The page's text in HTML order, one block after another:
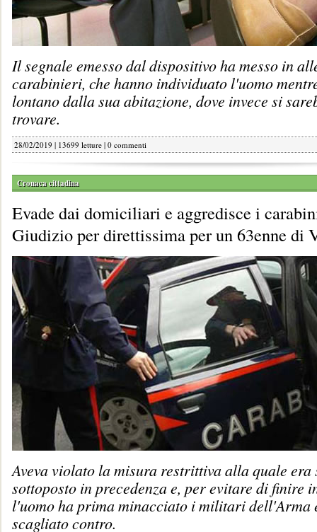
Il segnale emesso dal dispositivo ha messo in
carabinieri, che hanno individuato l'uomo
lontano dalla sua abitazione, dove invece si
trovare.
28/02/2019 | 13699 letture | 0 commenti
Cronaca cittadina
Evade dai domiciliari e aggredisce i
Giudizio per direttissima per un 63enne di
Aveva violato la misura restrittiva alla quale era
sottoposto in precedenza e, per evitare di finire
l'uomo ha prima minacciato i militari dell'Arma
scagliato contro.